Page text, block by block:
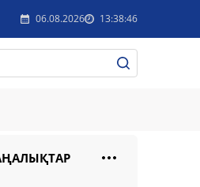
06.08.2026 13:38:46